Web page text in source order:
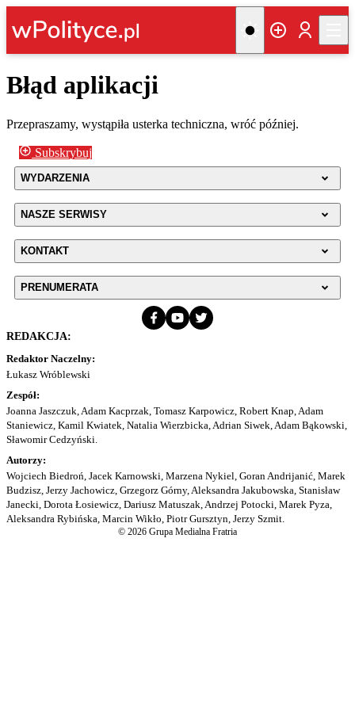
Błąd aplikacji
Przepraszamy, wystąpiła usterka techniczna, wróć później.
Subskrybuj
WYDARZENIA
NASZE SERWISY
KONTAKT
PRENUMERATA
REDAKCJA:
Redaktor Naczelny:
Łukasz Wróblewski
Zespół:
Joanna Jaszczuk, Adam Kacprzak, Tomasz Karpowicz, Robert Knap, Adam
Staniewicz, Kamil Kwiatek, Natalia Wierzbicka, Adrian Siwek, Adam Bąkowski,
Sławomir Cedzyński.
Autorzy:
Wojciech Biedroń, Jacek Karnowski, Marzena Nykiel, Goran Andrijanić, Marek
Budzisz, Jerzy Jachowicz, Grzegorz Górny, Aleksandra Jakubowska, Stanisław
Janecki, Dorota Łosiewicz, Dariusz Matuszak, Andrzej Potocki, Marek Pyza,
Aleksandra Rybińska, Marcin Wikło, Piotr Gursztyn, Jerzy Szmit.
© 2026 Grupa Medialna Fratria